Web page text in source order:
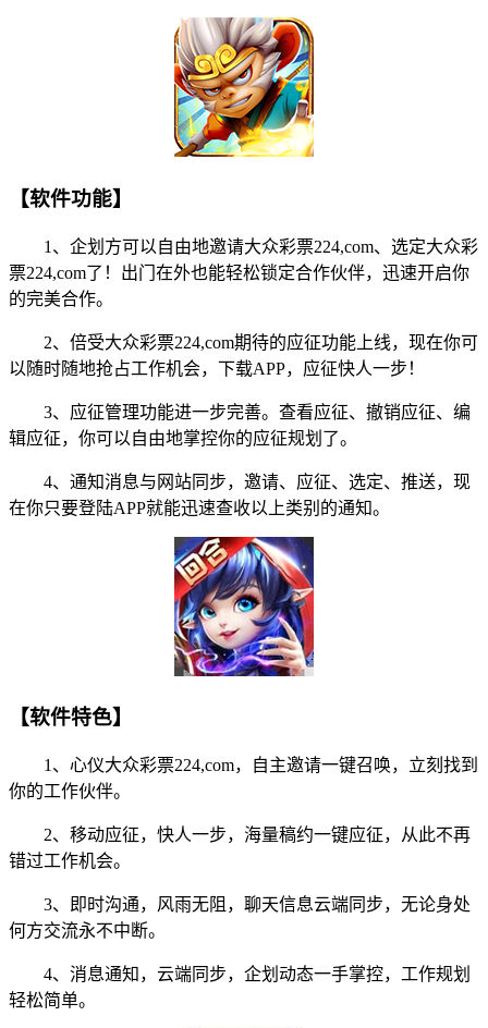
【软件功能】
1、企划方可以自由地邀请大众彩票224,com、选定大众彩
票224,com了！出门在外也能轻松锁定合作伙伴，迅速开启你
的完美合作。
2、倍受大众彩票224,com期待的应征功能上线，现在你可
以随时随地抢占工作机会，下载APP，应征快人一步！
3、应征管理功能进一步完善。查看应征、撤销应征、编
辑应征，你可以自由地掌控你的应征规划了。
4、通知消息与网站同步，邀请、应征、选定、推送，现
在你只要登陆APP就能迅速查收以上类别的通知。
【软件特色】
1、心仪大众彩票224,com，自主邀请一键召唤，立刻找到
你的工作伙伴。
2、移动应征，快人一步，海量稿约一键应征，从此不再
错过工作机会。
3、即时沟通，风雨无阻，聊天信息云端同步，无论身处
何方交流永不中断。
4、消息通知，云端同步，企划动态一手掌控，工作规划
轻松简单。